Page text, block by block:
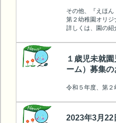
その他、『えほん・まんなかプロ
第２幼稚園オリジナ
詳しくは、園の紹介 ⇒ 「園の特色
１歳児未就
ーム）募集
令和５年度、第２幼稚園では、１歳
2023年3月22